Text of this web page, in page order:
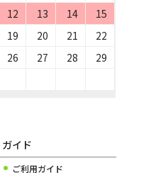
12 13 14
15
19 20 21
22
26 27 28
29
ガイド
ご利用ガイド